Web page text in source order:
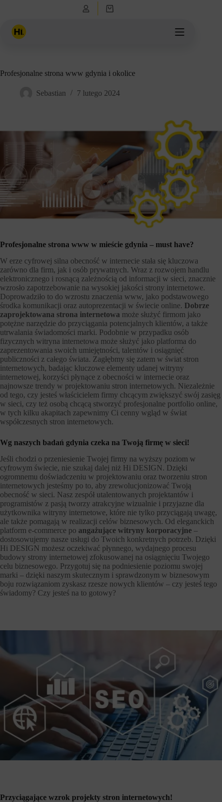
Koszyk
Profesjonalne strona www gdynia i okolice
Sebastian 7 lutego 2024
Profesjonalne strona www w mieście gdynia – must have?
W erze cyfrowej silna obecność w internecie stała się kluczowa
zarówno dla firm, jak i osób prywatnych. Wraz z rozwojem handlu
elektronicznego i rosnącą zależnością od informacji w sieci, znacznie
wzrosło zapotrzebowanie na wysokiej jakości strony internetowe.
Doprowadziło to do wzrostu znaczenia www, jako podstawowego
środka komunikacji oraz autoprezentacji w świecie online. Dobrze
zaprojektowana strona internetowa może służyć firmom jako
potężne narzędzie do przyciągania potencjalnych klientów, a także
utrwalania świadomości marki. Podobnie w przypadku osób
fizycznych witryna internetowa może służyć jako platforma do
zaprezentowania swoich umiejętności, talentów i osiągnięć
publiczności z całego świata. Zagłębmy się zatem w świat stron
internetowych, badając kluczowe elementy udanej witryny
internetowej, korzyści płynące z obecności w internecie oraz
najnowsze trendy w projektowaniu stron internetowych. Niezależnie
od tego, czy jesteś właścicielem firmy chcącym zwiększyć swój zasięg
w sieci, czy też osobą chcącą stworzyć profesjonalne portfolio online,
w tych kilku akapitach zapewnimy Ci cenny wgląd w świat
współczesnych stron internetowych.
Wg naszych badań gdynia czeka na Twoją firmę w sieci!
Jeśli chodzi o przeniesienie Twojej firmy na wyższy poziom w
cyfrowym świecie, nie szukaj dalej niż Hi DESIGN. Dzięki
ogromnemu doświadczeniu w projektowaniu oraz tworzeniu stron
internetowych jesteśmy po to, aby zrewolucjonizować Twoją
obecność w sieci. Nasz zespół utalentowanych projektantów i
programistów z pasją tworzy atrakcyjne wizualnie i przyjazne dla
użytkownika witryny internetowe, które nie tylko przyciągają uwagę,
ale także pomagają w realizacji celów biznesowych. Od eleganckich
platform e-commerce po angażujące witryny korporacyjne –
dostosowujemy nasze usługi do Twoich konkretnych potrzeb. Dzięki
Hi DESIGN możesz oczekiwać płynnego, wydajnego procesu
budowy strony internetowej zfokusowanej na osiągnięciu Twojego
celu biznesowego. Przygotuj się na podniesienie poziomu swojej
marki – dzięki naszym skutecznym i sprawdzonym w biznesowym
boju rozwiązaniom zyskasz rzesze nowych klientów – czy jesteś tego
świadomy? Czy jesteś na to gotowy?
Przyciągające wzrok projekty stron internetowych!